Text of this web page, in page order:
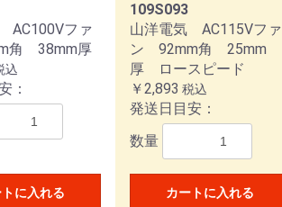
AC100Vファ
角 38mm厚
込
：
に入れる
109S093
山洋電気 AC115Vファ
ン 92mm角 25mm
厚 ロースピード
￥2,893 税込
発送日目安：
数量
カートに入れる